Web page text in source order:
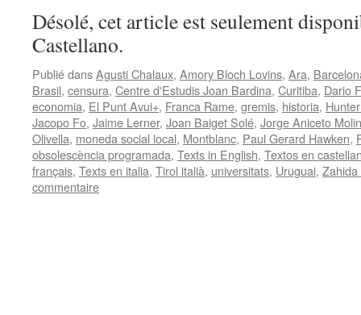
Désolé, cet article est seulement
Castellano.
Publié dansAgusti Chalaux, Amory Bloch Lovins, Ara,
Brasil, censura, Centre d'Estudis Joan Bardina, Curitiba, Dario
economia, El Punt Avui+, Franca Rame, gremis, historia,
Jacopo Fo, Jaime Lerner, Joan Baiget Solé, Jorge Aniceto
Olivella, moneda social local, Montblanc, Paul Gerard Hawken,
obsolescència programada, Texts in English, Textos en
français, Texts en italia, Tirol italià, universitats, Uruguai,
commentaire